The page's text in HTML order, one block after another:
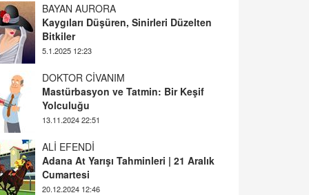
BAYAN AURORA
Kaygıları Düşüren, Sinirleri Düzelten
Bitkiler
5.1.2025 12:23
DOKTOR CİVANIM
Mastürbasyon ve Tatmin: Bir Keşif
Yolculuğu
13.11.2024 22:51
ALİ EFENDİ
Adana At Yarışı Tahminleri | 21 Aralık
Cumartesi
20.12.2024 12:46